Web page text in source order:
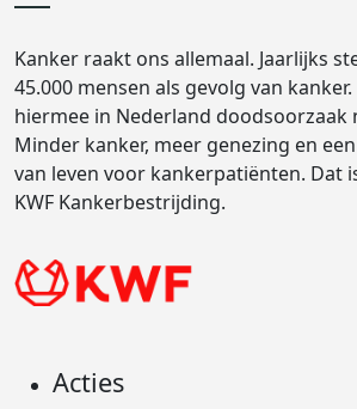
Kanker raakt ons allemaal. Jaarlijks
45.000 mensen als gevolg van
hiermee in Nederland doodsoorzaak
Minder kanker, meer genezing en
van leven voor kankerpatiënten. Dat
KWF Kankerbestrijding.
Acties